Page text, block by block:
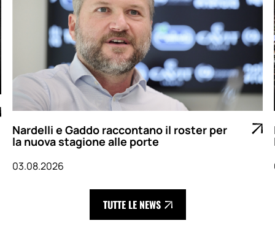
per LBA 26-27: si parte a Reggio Emilia
l’esordio in casa sarà contro Treviso
TUTTE LE NEWS